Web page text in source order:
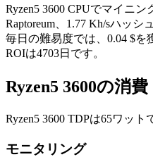
Ryzen5 3600 CPUでマイニ
Raptoreum、1.77 Kh/sハッ
毎日の難易度では、0.04 $を
ROIは4703日です。
Ryzen5 3600の消費
Ryzen5 3600 TDPは65ワット
モニタリング